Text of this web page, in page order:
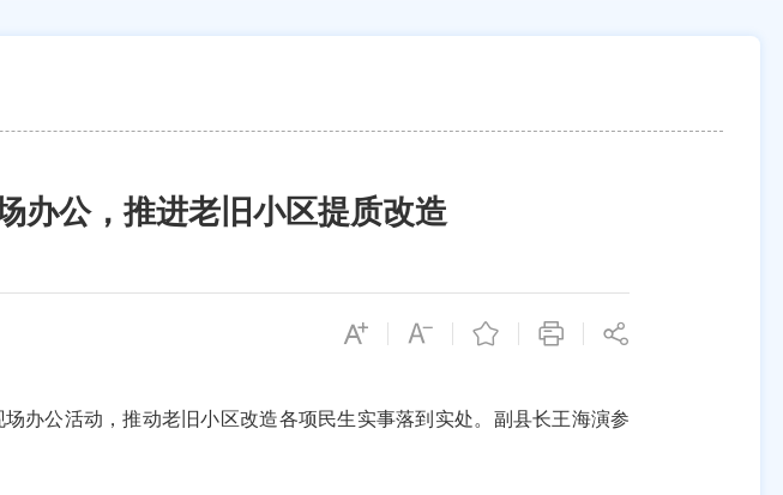
办公，推进老旧小区提质改造
公活动，推动老旧小区改造各项民生实事落到实处。副县长王海演参